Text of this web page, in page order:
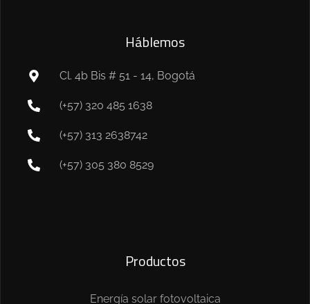
Háblemos
Cl. 4b Bis # 51 - 14, Bogotá
(+57) 320 485 1638
(+57) 313 2638742
(+57) 305 380 8529
Productos
Energía solar fotovoltaica